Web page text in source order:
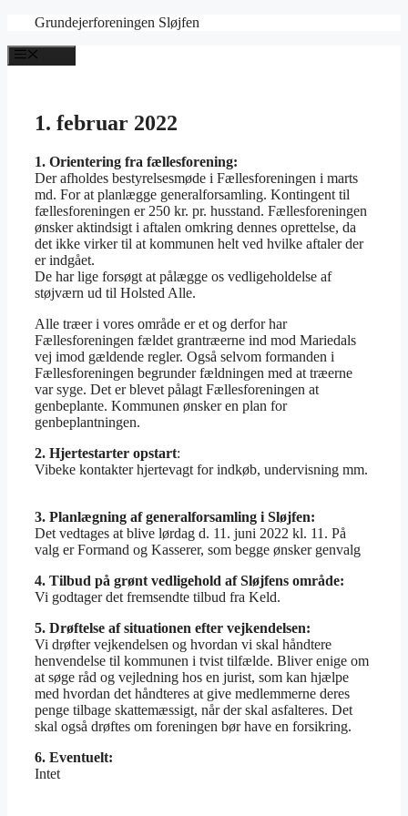
indhold
Grundejerforeningen Sløjfen
1. februar 2022
1. Orientering fra fællesforening:
Der afholdes bestyrelsesmøde i Fællesforeningen i marts
md. For at planlægge generalforsamling. Kontingent til
fællesforeningen er 250 kr. pr. husstand. Fællesforeningen
ønsker aktindsigt i aftalen omkring dennes oprettelse, da
det ikke virker til at kommunen helt ved hvilke aftaler der
er indgået.
De har lige forsøgt at pålægge os vedligeholdelse af
støjværn ud til Holsted Alle.
Alle træer i vores område er et og derfor har
Fællesforeningen fældet grantræerne ind mod Mariedals
vej imod gældende regler. Også selvom formanden i
Fællesforeningen begrunder fældningen med at træerne
var syge. Det er blevet pålagt Fællesforeningen at
genbeplante. Kommunen ønsker en plan for
genbeplantningen.
2. Hjertestarter opstart:
Vibeke kontakter hjertevagt for indkøb, undervisning mm.
3. Planlægning af generalforsamling i Sløjfen:
Det vedtages at blive lørdag d. 11. juni 2022 kl. 11. På
valg er Formand og Kasserer, som begge ønsker genvalg
4. Tilbud på grønt vedligehold af Sløjfens område:
Vi godtager det fremsendte tilbud fra Keld.
5. Drøftelse af situationen efter vejkendelsen:
Vi drøfter vejkendelsen og hvordan vi skal håndtere
henvendelse til kommunen i tvist tilfælde. Bliver enige om
at søge råd og vejledning hos en jurist, som kan hjælpe
med hvordan det håndteres at give medlemmerne deres
penge tilbage skattemæssigt, når der skal asfalteres. Det
skal også drøftes om foreningen bør have en forsikring.
6. Eventuelt:
Intet